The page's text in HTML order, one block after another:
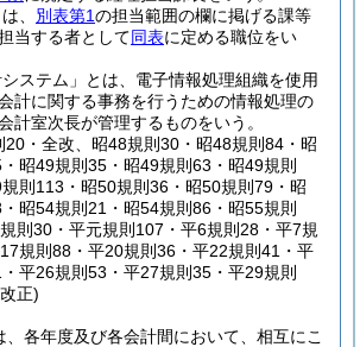
、 別表第1の担当範囲の欄に掲げる課等
当する者として同表に定める職位をい
システム」とは、電子情報処理組織を使用
計に関する事務を行うための情報処理の
計室次長が管理するものをいう。
20・全改、昭48規則30・昭48規則84・昭
昭49規則35・昭49規則63・昭49規則
則113・昭50規則36・昭50規則79・昭
昭54規則21・昭54規則86・昭55規則
則30・平元規則107・平6規則28・平7規
規則88・平20規則36・平22規則41・平
平26規則53・平27規則35・平29規則
正)
、各年度及び各会計間において、相互にこ